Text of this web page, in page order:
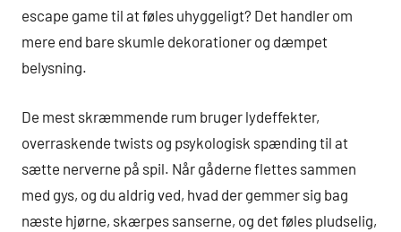
escape game til at føles uhyggeligt? Det handler om
mere end bare skumle dekorationer og dæmpet
belysning.
De mest skræmmende rum bruger lydeffekter,
overraskende twists og psykologisk spænding til at
sætte nerverne på spil. Når gåderne flettes sammen
med gys, og du aldrig ved, hvad der gemmer sig bag
næste hjørne, skærpes sanserne, og det føles pludselig,